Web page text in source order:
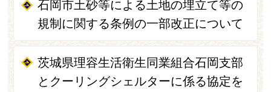
石岡市土砂等による土地の埋立て等の
規制に関する条例の一部改正について
茨城県理容生活衛生同業組合石岡支部
とクーリングシェルターに係る協定を